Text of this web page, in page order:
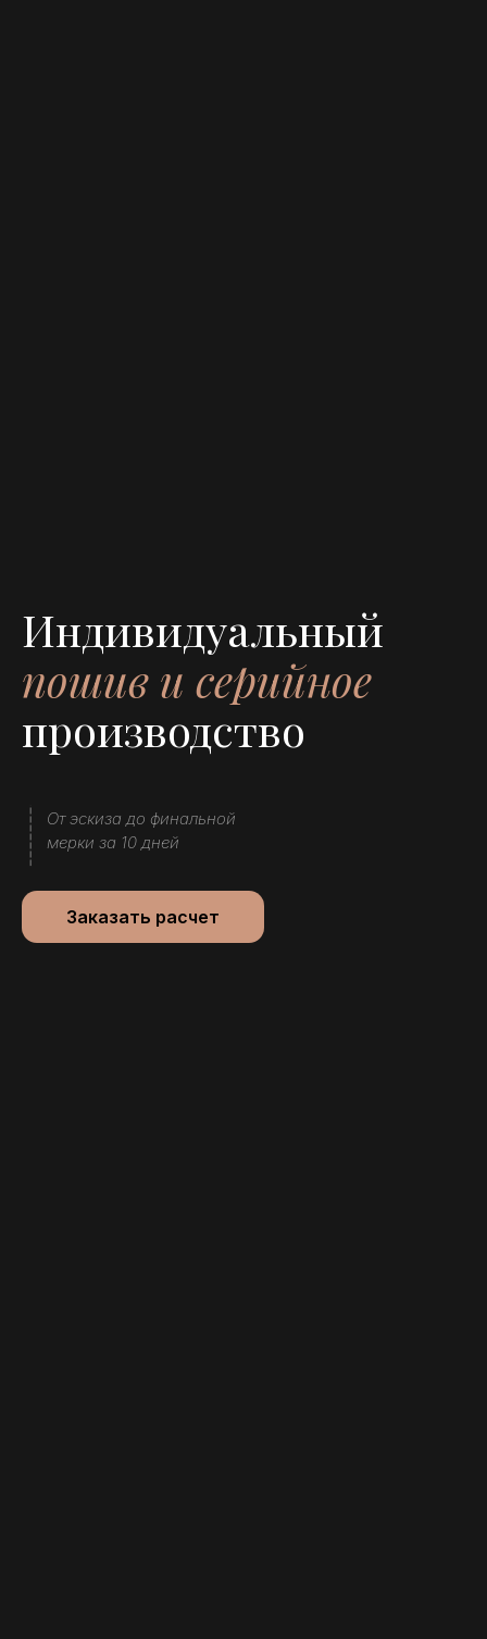
От эскиза до финальной
мерки за 10 дней
Заказать расчет
Индивидуальный
пошив и серийное
производство